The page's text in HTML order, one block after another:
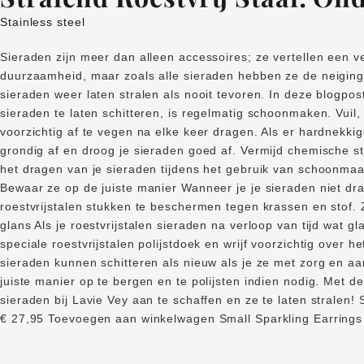
Stainless steel
Sieraden zijn meer dan alleen accessoires; ze vertellen een
duurzaamheid, maar zoals alle sieraden hebben ze de
sieraden weer laten stralen als nooit tevoren. In deze
sieraden te laten schitteren, is regelmatig schoonmaken.
voorzichtig af te vegen na elke keer dragen. Als er
grondig af en droog je sieraden goed af. Vermijd chemische
het dragen van je sieraden tijdens het gebruik van
Bewaar ze op de juiste manier Wanneer je je sieraden niet
roestvrijstalen stukken te beschermen tegen krassen en
glans Als je roestvrijstalen sieraden na verloop van tijd wat
speciale roestvrijstalen polijstdoek en wrijf voorzichtig over
sieraden kunnen schitteren als nieuw als je ze met zorg en
juiste manier op te bergen en te polijsten indien nodig. Met
sieraden bij Lavie Vey aan te schaffen en ze te laten stralen!
€ 27,95 Toevoegen aan winkelwagen Small Sparkling